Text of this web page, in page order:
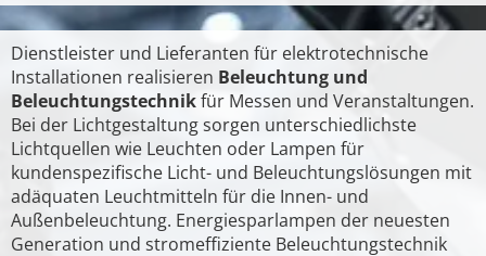
Dienstleister und Lieferanten für elektrotechnische
Installationen realisieren Beleuchtung und
Beleuchtungstechnikfür Messen und Veranstaltungen.
Bei der Lichtgestaltung sorgen unterschiedlichste
Lichtquellen wie Leuchten oder Lampen für
kundenspezifische Licht- und Beleuchtungslösungen mit
adäquaten Leuchtmitteln für die Innen- und
Außenbeleuchtung. Energiesparlampen der neuesten
Generation und stromeffiziente Beleuchtungstechnik